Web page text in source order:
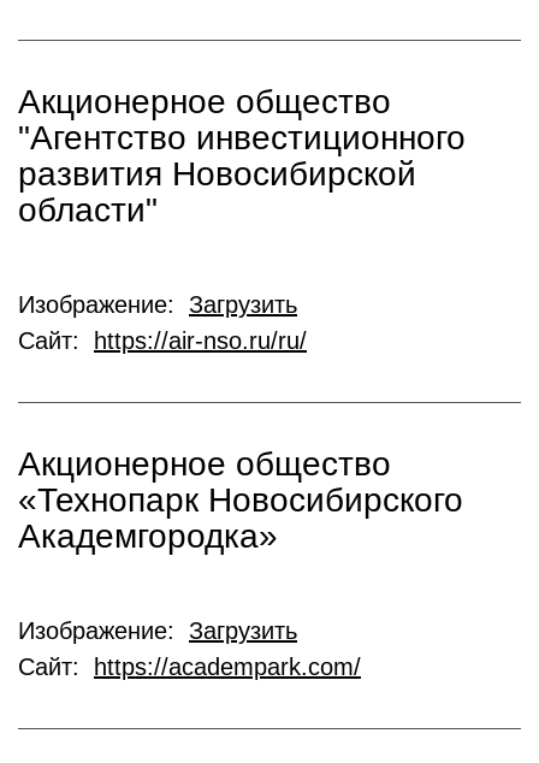
Акционерное общество
"Агентство инвестиционного
развития Новосибирской
области"
Изображение: Загрузить
Сайт:
https://air-nso.ru/ru/
Акционерное общество
«Технопарк Новосибирского
Академгородка»
Изображение: Загрузить
Сайт:
https://academpark.com/